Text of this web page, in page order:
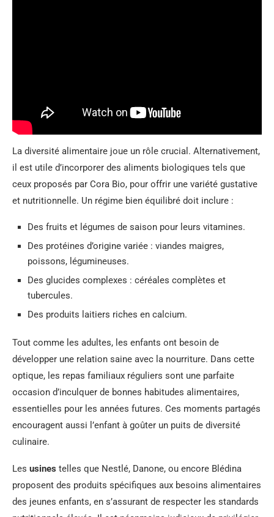
La diversité alimentaire joue un rôle crucial. Alternativement,
il est utile d’incorporer des aliments biologiques tels que
ceux proposés par Cora Bio, pour offrir une variété gustative
et nutritionnelle. Un régime bien équilibré doit inclure :
Des fruits et légumes de saison pour leurs vitamines.
Des protéines d’origine variée : viandes maigres,
poissons, légumineuses.
Des glucides complexes : céréales complètes et
tubercules.
Des produits laitiers riches en calcium.
Tout comme les adultes, les enfants ont besoin de
développer une relation saine avec la nourriture. Dans cette
optique, les repas familiaux réguliers sont une parfaite
occasion d’inculquer de bonnes habitudes alimentaires,
essentielles pour les années futures. Ces moments partagés
encouragent aussi l’enfant à goûter un puits de diversité
culinaire.
Les usines telles que Nestlé, Danone, ou encore Blédina
proposent des produits spécifiques aux besoins alimentaires
des jeunes enfants, en s’assurant de respecter les standards